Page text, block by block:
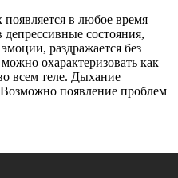
появляется в любое время
состояния,
раздражается без
охарактеризовать как
всем теле. Дыхание
появление проблем